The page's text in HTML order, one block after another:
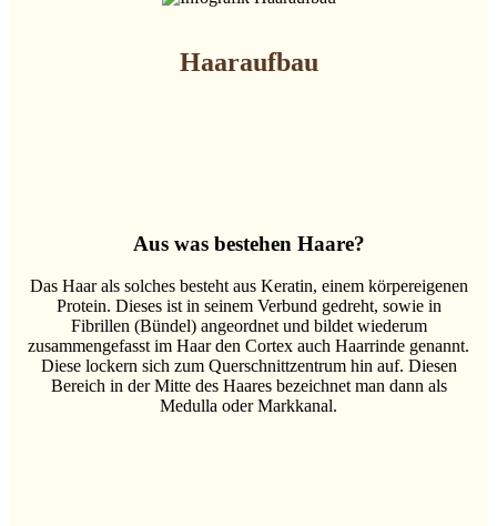
Haaraufbau
Aus was bestehen Haare?
Das Haar als solches besteht aus Keratin, einem körpereigenen
Protein. Dieses ist in seinem Verbund gedreht, sowie in
Fibrillen (Bündel) angeordnet und bildet wiederum
zusammengefasst im Haar den Cortex auch Haarrinde genannt.
Diese lockern sich zum Querschnittzentrum hin auf. Diesen
Bereich in der Mitte des Haares bezeichnet man dann als
Medulla oder Markkanal.